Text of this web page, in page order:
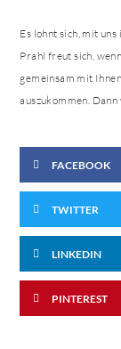
Es lohnt sich, mit
Prahl freut sich,
gemeinsam mit
auszukommen.
FACEBOOK
TWITTER
LINKEDIN
PINTEREST